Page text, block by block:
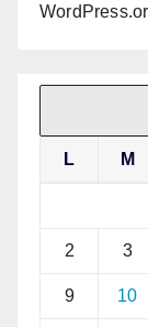
L M
2 3
9 10